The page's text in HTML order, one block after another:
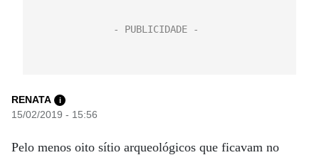
RENATA i
15/02/2019 - 15:56
Pelo menos oito sítio arqueológicos que ficavam no